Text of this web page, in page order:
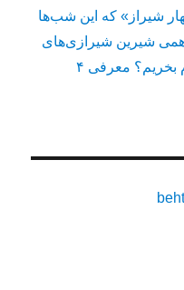
شیراز» که این شب‌ها
شیرین شیرازی‌های
از کجا اکانت اسپاتیفای پرمیوم بخریم؟ معرفی ۴